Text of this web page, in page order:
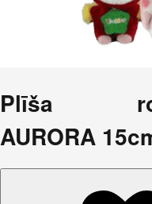
Plīša
AURORA